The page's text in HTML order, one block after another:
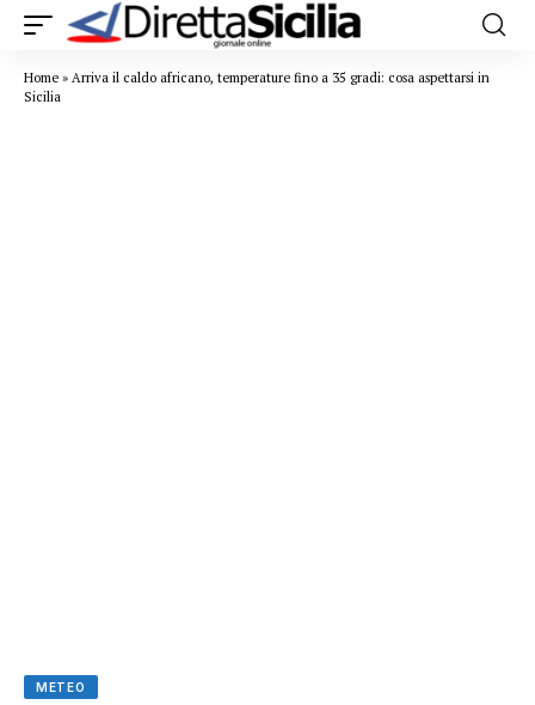
Home » Arriva il caldo africano, temperature fino a 35 gradi: cosa aspettarsi in
Sicilia
METEO